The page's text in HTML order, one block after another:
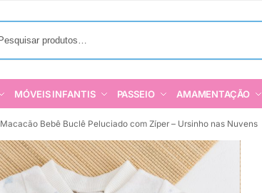
MÓVEIS INFANTIS PASSEIO AMAMENTAÇÃO
Macacão Bebê Buclê Peluciado com Zíper – Ursinho nas Nuvens